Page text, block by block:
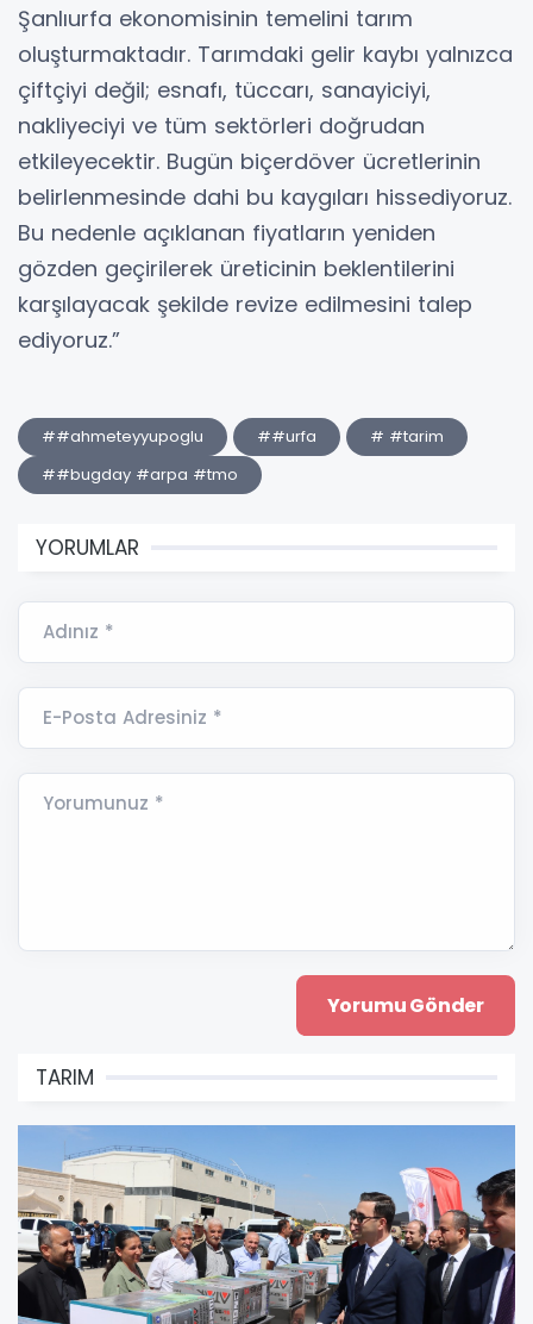
Şanlıurfa ekonomisinin temelini tarım
oluşturmaktadır. Tarımdaki gelir kaybı yalnızca
çiftçiyi değil; esnafı, tüccarı, sanayiciyi,
nakliyeciyi ve tüm sektörleri doğrudan
etkileyecektir. Bugün biçerdöver ücretlerinin
belirlenmesinde dahi bu kaygıları hissediyoruz.
Bu nedenle açıklanan fiyatların yeniden
gözden geçirilerek üreticinin beklentilerini
karşılayacak şekilde revize edilmesini talep
ediyoruz.”
##ahmeteyyupoglu ##urfa
# #tarim
##bugday #arpa #tmo
YORUMLAR
Adınız *
E-Posta Adresiniz *
Yorumunuz *
TARIM